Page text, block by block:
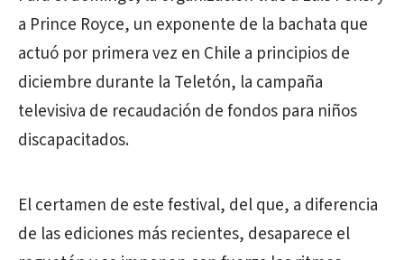
a Prince Royce, un exponente de la bachata que
actuó por primera vez en Chile a principios de
diciembre durante la Teletón, la campaña
televisiva de recaudación de fondos para niños
discapacitados.
El certamen de este festival, del que, a diferencia
de las ediciones más recientes, desaparece el